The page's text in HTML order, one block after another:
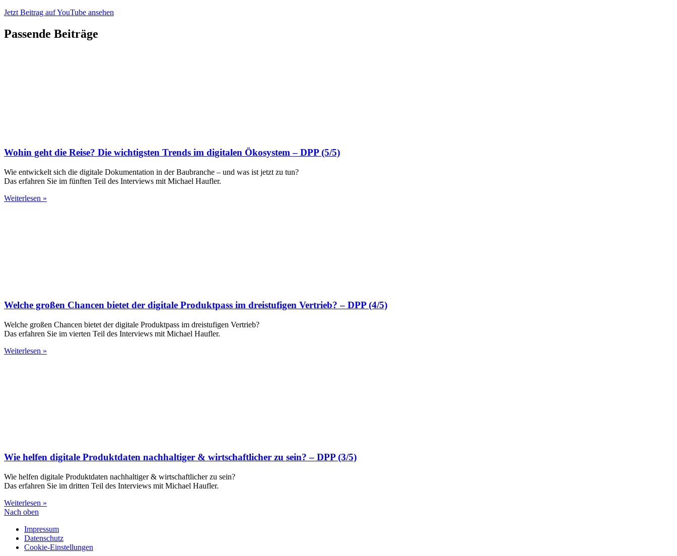
Jetzt Beitrag auf YouTube ansehen
Passende Beiträge
Wohin geht die Reise? Die wichtigsten Trends im digitalen Ökosystem – DPP (5/5)
Wie entwickelt sich die digitale Dokumentation in der Baubranche – und was ist jetzt zu tun?
Das erfahren Sie im fünften Teil des Interviews mit Michael Haufler.
Weiterlesen »
Welche großen Chancen bietet der digitale Produktpass im dreistufigen Vertrieb? – DPP (4/5)
Welche großen Chancen bietet der digitale Produktpass im dreistufigen Vertrieb?
Das erfahren Sie im vierten Teil des Interviews mit Michael Haufler.
Weiterlesen »
Wie helfen digitale Produktdaten nachhaltiger & wirtschaftlicher zu sein? – DPP (3/5)
Wie helfen digitale Produktdaten nachhaltiger & wirtschaftlicher zu sein?
Das erfahren Sie im dritten Teil des Interviews mit Michael Haufler.
Weiterlesen »
Nach oben
Impressum
Datenschutz
Cookie-Einstellungen